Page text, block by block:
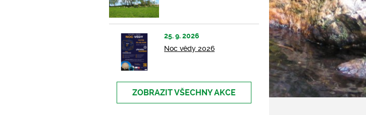
25. 9. 2026
Noc vědy 2026
ZOBRAZIT VŠECHNY AKCE